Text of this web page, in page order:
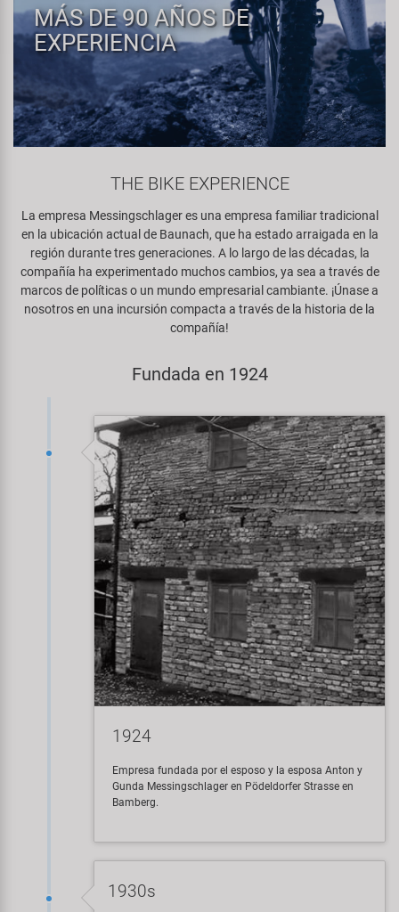
PartFinder
Espejos
Guardabarros y Protección del
Iluminación
Remolques
Rodillos de Entrenamiento
Ropa y Cascos
Frenos
Grips
Horquillas
Manillares y Potencias
Pedales
Ruedas
Personalización
Productos Cuidado / Reparación
Soportes Montaje / Equipamiento
de Taller
equipamiento-tienda
KUJO
Litemove
M-Wave
Novatec
Samox
Smart
Trail-Gator
Todas las marcas
MÁS DE 90 AÑOS DE
EXPERIENCIA
THE BIKE EXPERIENCE
La empresa Messingschlager es una empresa familiar tradicional
en la ubicación actual de Baunach, que ha estado arraigada en la
región durante tres generaciones. A lo largo de las décadas, la
compañía ha experimentado muchos cambios, ya sea a través de
marcos de políticas o un mundo empresarial cambiante. ¡Únase a
nosotros en una incursión compacta a través de la historia de la
compañía!
Fundada en 1924
1924
Empresa fundada por el esposo y la esposa Anton y
Gunda Messingschlager en Pödeldorfer Strasse en
Bamberg.
1930s